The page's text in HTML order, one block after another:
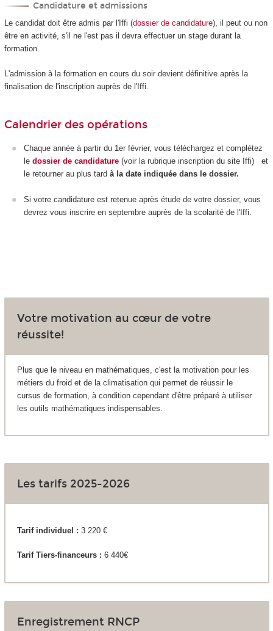
Candidature et admissions
Le candidat doit être admis par l'Iffi (dossier de candidature), il peut ou non
être en activité, s'il ne l'est pas il devra effectuer un stage durant la
formation.
L'admission à la formation en cours du soir devient définitive après la
finalisation de l'inscription auprès de l'Iffi.
Calendrier des opérations
Chaque année à partir du 1 er février, vous téléchargez et complétez
le dossier de candidature (voir la rubrique inscription du site Iffi) et
le retourner au plus tard à la date indiquée dans le dossier.
Si votre candidature est retenue après étude de votre dossier, vous
devrez vous inscrire en septembre auprès de la scolarité de l'Iffi.
Votre motivation au cœur de votre
réussite!
Plus que le niveau en mathématiques, c'est la motivation pour les
métiers du froid et de la climatisation qui permet de réussir le
cursus de formation, à condition cependant d'être préparé à utiliser
les outils mathématiques indispensables.
Les tarifs 2025-2026
Tarif individuel : 3 220 €
Tarif Tiers-financeurs : 6 440€
Enregistrement RNCP